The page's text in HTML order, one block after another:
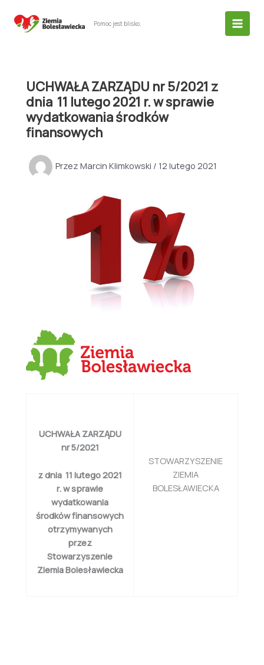
Pomoc jest blisko.
UCHWAŁA ZARZĄDU nr 5/2021 z
dnia 11 lutego 2021 r. w sprawie
wydatkowania środków
finansowych
Przez Marcin Klimkowski / 12 lutego 2021
UCHWAŁA ZARZĄDU
nr 5/2021
z dnia 11 lutego 2021
r. w sprawie
wydatkowania
środków finansowych
otrzymywanych
przez
Stowarzyszenie
Ziemia Bolesławiecka
STOWARZYSZENIE
ZIEMIA
BOLESŁAWIECKA